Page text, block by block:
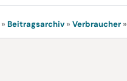
» Beitragsarchiv » Verbraucher »